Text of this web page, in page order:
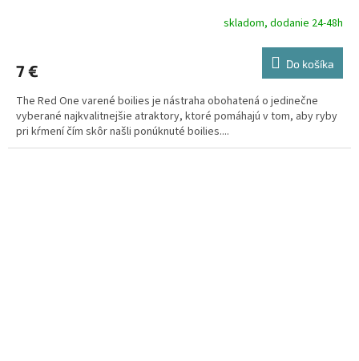
skladom, dodanie 24-48h
7 € Do košíka
The Red One varené boilies je nástraha obohatená o jedinečne
vyberané najkvalitnejšie atraktory, ktoré pomáhajú v tom, aby ryby
pri kŕmení čím skôr našli ponúknuté boilies....